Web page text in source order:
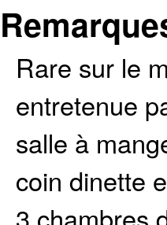
Rare sur le
entretenue
salle à
coin dinette